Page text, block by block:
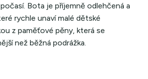
Bota je příjemně odlehčená a
rychle unaví malé dětské
z paměťové pěny, která se
než běžná podrážka.